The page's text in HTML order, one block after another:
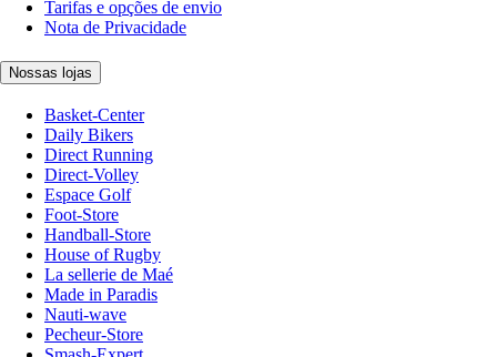
Tarifas e opções de envio
Nota de Privacidade
Nossas lojas
Basket-Center
Daily Bikers
Direct Running
Direct-Volley
Espace Golf
Foot-Store
Handball-Store
House of Rugby
La sellerie de Maé
Made in Paradis
Nauti-wave
Pecheur-Store